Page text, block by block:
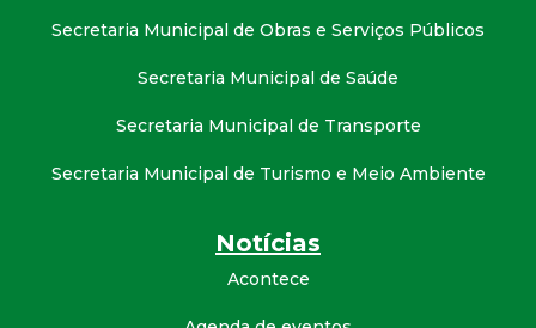
Secretaria Municipal de Obras e Serviços Públicos
Secretaria Municipal de Saúde
Secretaria Municipal de Transporte
Secretaria Municipal de Turismo e Meio Ambiente
Notícias
Acontece